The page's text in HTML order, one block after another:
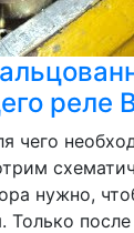
реле
чего
нужно,
Только